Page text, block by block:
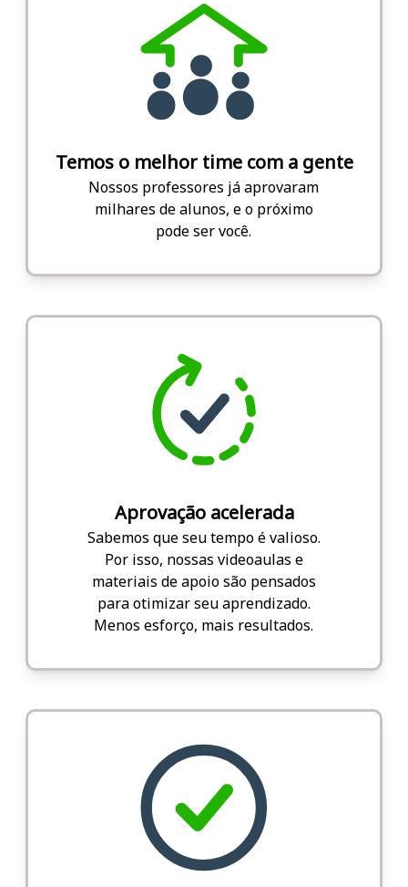
Temos o melhor time com a gente
Nossos professores já aprovaram
milhares de alunos, e o próximo
pode ser você.
Aprovação acelerada
Sabemos que seu tempo é valioso.
Por isso, nossas videoaulas e
materiais de apoio são pensados
para otimizar seu aprendizado.
Menos esforço, mais resultados.